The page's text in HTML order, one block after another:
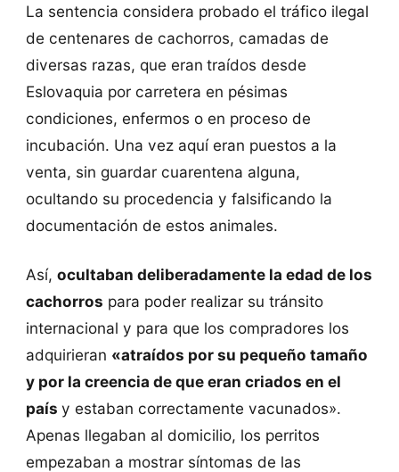
La sentencia considera probado el tráfico ilegal
de centenares de cachorros, camadas de
diversas razas, que eran traídos desde
Eslovaquia por carretera en pésimas
condiciones, enfermos o en proceso de
incubación. Una vez aquí eran puestos a la
venta, sin guardar cuarentena alguna,
ocultando su procedencia y falsificando la
documentación de estos animales.
Así, ocultaban deliberadamente la edad de los
cachorros para poder realizar su tránsito
internacional y para que los compradores los
adquirieran «atraídos por su pequeño tamaño
y por la creencia de que eran criados en el
país y estaban correctamente vacunados».
Apenas llegaban al domicilio, los perritos
empezaban a mostrar síntomas de las